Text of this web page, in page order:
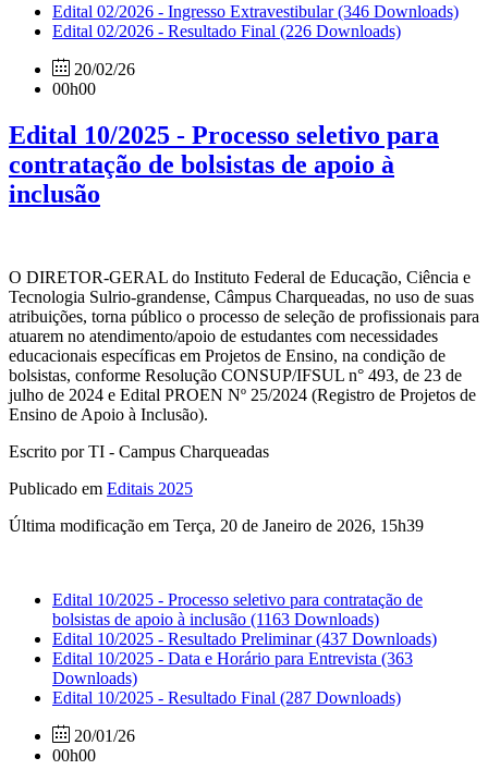
Edital 02/2026 - Ingresso Extravestibular(346 Downloads)
Edital 02/2026 - Resultado Final (226 Downloads)
20/02/26
00h00
Edital 10/2025 - Processo seletivo para
contratação de bolsistas de apoio à
inclusão
O DIRETOR-GERAL do Instituto Federal de Educação, Ciência e
Tecnologia Sulrio-grandense, Câmpus Charqueadas, no uso de suas
atribuições, torna público o processo de seleção de profissionais para
atuarem no atendimento/apoio de estudantes com necessidades
educacionais específicas em Projetos de Ensino, na condição de
bolsistas, conforme Resolução CONSUP/IFSUL n° 493, de 23 de
julho de 2024 e Edital PROEN Nº 25/2024 (Registro de Projetos de
Ensino de Apoio à Inclusão).
Escrito por TI - Campus Charqueadas
Publicado em Editais 2025
Última modificação em Terça, 20 de Janeiro de 2026, 15h39
Edital 10/2025 - Processo seletivo para contratação de
bolsistas de apoio à inclusão (1163 Downloads)
Edital 10/2025 - Resultado Preliminar(437 Downloads)
Edital 10/2025 - Data e Horário para Entrevista (363
Downloads)
Edital 10/2025 - Resultado Final (287 Downloads)
20/01/26
00h00